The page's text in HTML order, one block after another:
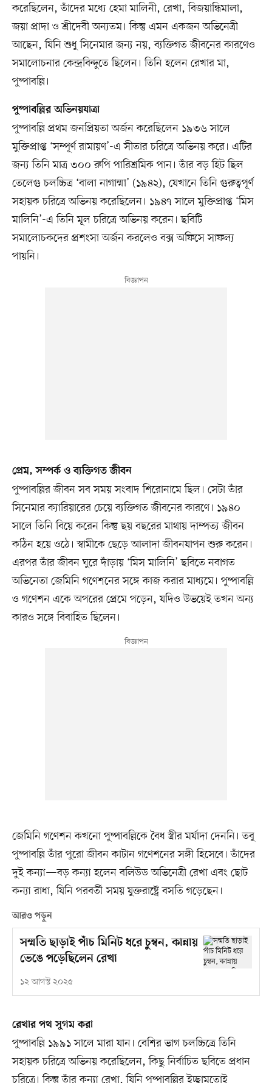
করেছিলেন, তাঁদের মধ্যে হেমা মালিনী, রেখা, বিজয়ান্ধিমালা,
জয়া প্রাদা ও শ্রীদেবী অন্যতম। কিন্তু এমন একজন অভিনেত্রী
আছেন, যিনি শুধু সিনেমার জন্য নয়, ব্যক্তিগত জীবনের কারণেও
সমালোচনার কেন্দ্রবিন্দুতে ছিলেন। তিনি হলেন রেখার মা,
পুষ্পাবল্লি।
পুষ্পাবল্লির অভিনয়যাত্রা
পুষ্পাবল্লি প্রথম জনপ্রিয়তা অর্জন করেছিলেন ১৯৩৬ সালে
মুক্তিপ্রাপ্ত ‘সম্পূর্ণ রামায়ণ’-এ সীতার চরিত্রে অভিনয় করে। এটির
জন্য তিনি মাত্র ৩০০ রুপি পারিশ্রমিক পান। তাঁর বড় হিট ছিল
তেলেগু চলচ্চিত্র ‘বালা নাগাম্মা’ (১৯৪২), যেখানে তিনি গুরুত্বপূর্ণ
সহায়ক চরিত্রে অভিনয় করেছিলেন। ১৯৪৭ সালে মুক্তিপ্রাপ্ত ‘মিস
মালিনি’-এ তিনি মূল চরিত্রে অভিনয় করেন। ছবিটি
সমালোচকদের প্রশংসা অর্জন করলেও বক্স অফিসে সাফল্য
পায়নি।
প্রেম, সম্পর্ক ও ব্যক্তিগত জীবন
পুষ্পাবল্লির জীবন সব সময় সংবাদ শিরোনামে ছিল। সেটা তাঁর
সিনেমার ক্যারিয়ারের চেয়ে ব্যক্তিগত জীবনের কারণে। ১৯৪০
সালে তিনি বিয়ে করেন কিন্তু ছয় বছরের মাথায় দাম্পত্য জীবন
কঠিন হয়ে ওঠে। স্বামীকে ছেড়ে আলাদা জীবনযাপন শুরু করেন।
এরপর তাঁর জীবন ঘুরে দাঁড়ায় ‘মিস মালিনি’ ছবিতে নবাগত
অভিনেতা জেমিনি গণেশনের সঙ্গে কাজ করার মাধ্যমে। পুষ্পাবল্লি
ও গণেশন একে অপরের প্রেমে পড়েন, যদিও উভয়েই তখন অন্য
কারও সঙ্গে বিবাহিত ছিলেন।
জেমিনি গণেশন কখনো পুষ্পাবল্লিকে বৈধ স্ত্রীর মর্যাদা দেননি। তবু
পুষ্পাবল্লি তাঁর পুরো জীবন কাটান গণেশনের সঙ্গী হিসেবে। তাঁদের
দুই কন্যা—বড় কন্যা হলেন বলিউড অভিনেত্রী রেখা এবং ছোট
কন্যা রাধা, যিনি পরবর্তী সময় যুক্তরাষ্ট্রে বসতি গড়েছেন।
আরও পড়ুন
সম্মতি ছাড়াই পাঁচ মিনিট ধরে চুম্বন, কান্নায়
ভেঙে পড়েছিলেন রেখা
১২ আগস্ট ২০২৫
রেখার পথ সুগম করা
পুষ্পাবল্লি ১৯৯১ সালে মারা যান। বেশির ভাগ চলচ্চিত্রে তিনি
সহায়ক চরিত্রে অভিনয় করেছিলেন, কিছু নির্বাচিত ছবিতে প্রধান